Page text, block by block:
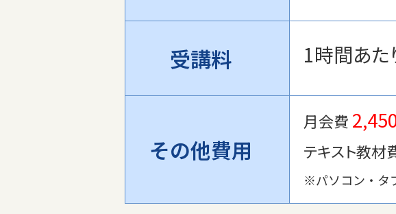
受講料 1時間あた
その他費用
月会費
テキスト教材
※パソコン・タ